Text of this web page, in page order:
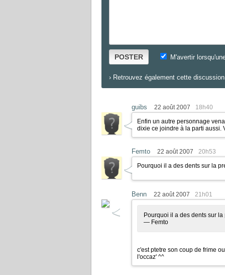
POSTER M'avertir
› Retrouvez également cette
guibs 22 août 2007
18h40
Enfin un autre personnage
dixie ce joindre à la parti aussi.
Femto 22 août 2007
20h53
Pourquoi il a des dents sur la
Benn 22 août 2007 21h01
Pourquoi il a des dents sur
— Femto
c'est ptetre son coup de frime
l'occaz' ^^